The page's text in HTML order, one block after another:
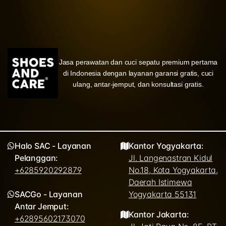
Jasa perawatan dan cuci sepatu premium pertama
di Indonesia dengan layanan garansi gratis, cuci
ulang, antar-jemput, dan konsultasi gratis.
Halo SAC - Layanan
Pelanggan:
+6285920292879
SACGo - Layanan
Antar Jemput:
+62895602173070
Kantor Yogyakarta:
Jl. Langenastran Kidul
No.18, Kota Yogyakarta,
Daerah Istimewa
Yogyakarta 55131
Kantor Jakarta: